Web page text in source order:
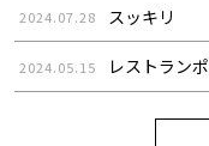
2024.07.28 スッキリ
2024.05.15 レストラン